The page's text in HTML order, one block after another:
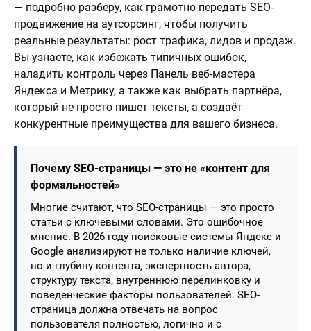
— подробно разберу, как грамотно передать SEO-
продвижение на аутсорсинг, чтобы получить
реальные результаты: рост трафика, лидов и продаж.
Вы узнаете, как избежать типичных ошибок,
наладить контроль через Панель веб-мастера
Яндекса и Метрику, а также как выбрать партнёра,
который не просто пишет тексты, а создаёт
конкурентные преимущества для вашего бизнеса.
Почему SEO-страницы — это не «контент для
формальностей»
Многие считают, что SEO-страницы — это просто
статьи с ключевыми словами. Это ошибочное
мнение. В 2026 году поисковые системы Яндекс и
Google анализируют не только наличие ключей,
но и глубину контента, экспертность автора,
структуру текста, внутреннюю перелинковку и
поведенческие факторы пользователей. SEO-
страница должна отвечать на вопрос
пользователя полностью, логично и с